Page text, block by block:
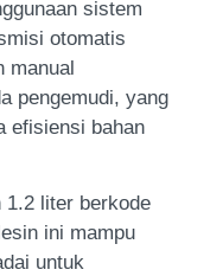
sistem
otomatis
manual
pengemudi, yang
efisiensi bahan
1.2 liter berkode
ini mampu
untuk